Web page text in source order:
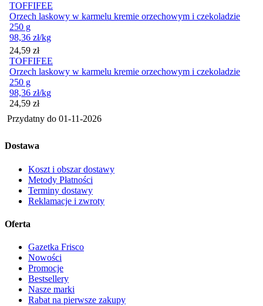
TOFFIFEE
Orzech laskowy w karmelu kremie orzechowym i czekoladzie
250 g
98,36 zł/kg
Cena
24,59 zł
TOFFIFEE
Orzech laskowy w karmelu kremie orzechowym i czekoladzie
250 g
98,36 zł/kg
Cena
24,59 zł
Przydatny do 01-11-2026
Dostawa
Koszt i obszar dostawy
Metody Płatności
Terminy dostawy
Reklamacje i zwroty
Oferta
Gazetka Frisco
Nowości
Promocje
Bestsellery
Nasze marki
Rabat na pierwsze zakupy